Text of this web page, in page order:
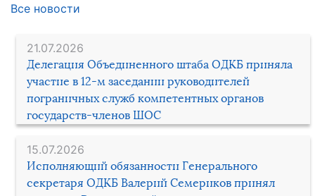
21.07.2026
Делегация Объединенного штаба ОДКБ приняла
участие в 12-м заседании руководителей
пограничных служб компетентных органов
государств-членов ШОС
15.07.2026
Исполняющий обязанности Генерального
секретаря ОДКБ Валерий Семериков принял
Все новости